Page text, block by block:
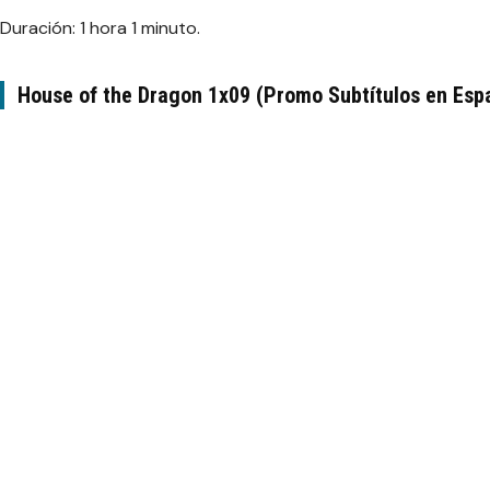
Duración: 1 hora 1 minuto.
House of the Dragon 1x09 (Promo Subtítulos en